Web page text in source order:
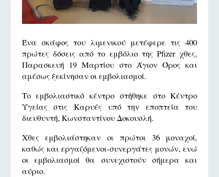
Ένα σκάφος του λιμενικού μετέφερε τις 400
πρώτες δόσεις από το εμβόλιο της Pfizer χθες,
Παρασκευή 19 Μαρτίου στο Άγιον Όρος και
αμέσως ξεκίνησαν οι εμβολιασμοί.
Το εμβολιαστικό κέντρο στήθηκε στο Κέντρο
Υγείας στις Καρυές υπό την εποπτεία του
διευθυντή, Κωνσταντίνου Δοκουσλή.
Χθες εμβολιάστηκαν οι πρώτοι 36 μοναχοί,
καθώς και εργαζόμενοι-συνεργάτες μονών, ενώ
οι εμβολιασμοί θα συνεχιστούν σήμερα και
αύριο.